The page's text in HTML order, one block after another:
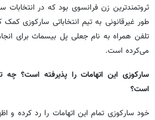
طور غیرقانونی به تیم انتخاباتی سارکوزی
تلفن همراه به نام جعلی پل بیسماث برای
می‌کرده است.
سارکوزی این اتهامات را پذیرفته است؟ چه
است؟
خود سارکوزی تمام این اتهامات را رد کرده و